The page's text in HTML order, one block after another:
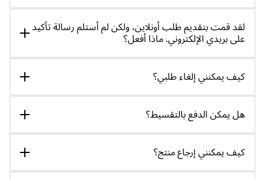
لقد قمت بتقديم طلب أونلاين، ولكن لم أستلم رسالة تأكيد
على بريدي الإلكتروني. ماذا أفعل؟
كيف يمكنني إلغاء طلبي؟
هل يمكن الدفع بالتقسيط؟
كيف يمكنني إرجاع منتج؟